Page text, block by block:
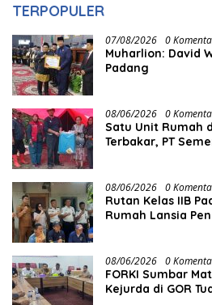
TERPOPULER
07/08/2026 0
Muharlion: David
Padang
08/06/2026 0
Satu Unit Rumah
Terbakar, PT
08/06/2026 0
Rutan Kelas IIB
Rumah Lansia
08/06/2026 0
FORKI Sumbar
Kejurda di GOR